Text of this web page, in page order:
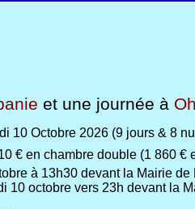
et une journée à
10 Octobre 2026 (9 jours & 8
€ en chambre double (1 860 €
à 13h30 devant la Mairie de
10 octobre vers 23h devant la